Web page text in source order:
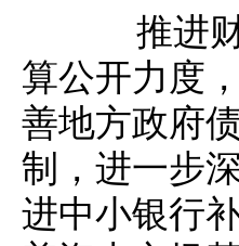
推进财
算公开力度
善地方政府
制，进一步
进中小银行